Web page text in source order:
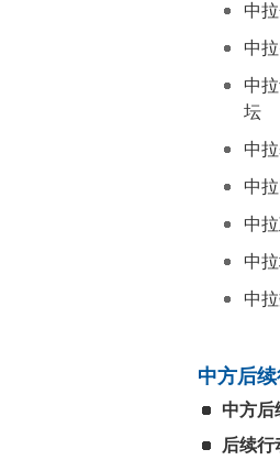
中
中
中
坛
中
中
中
中
中
中方后
中方后
后续行